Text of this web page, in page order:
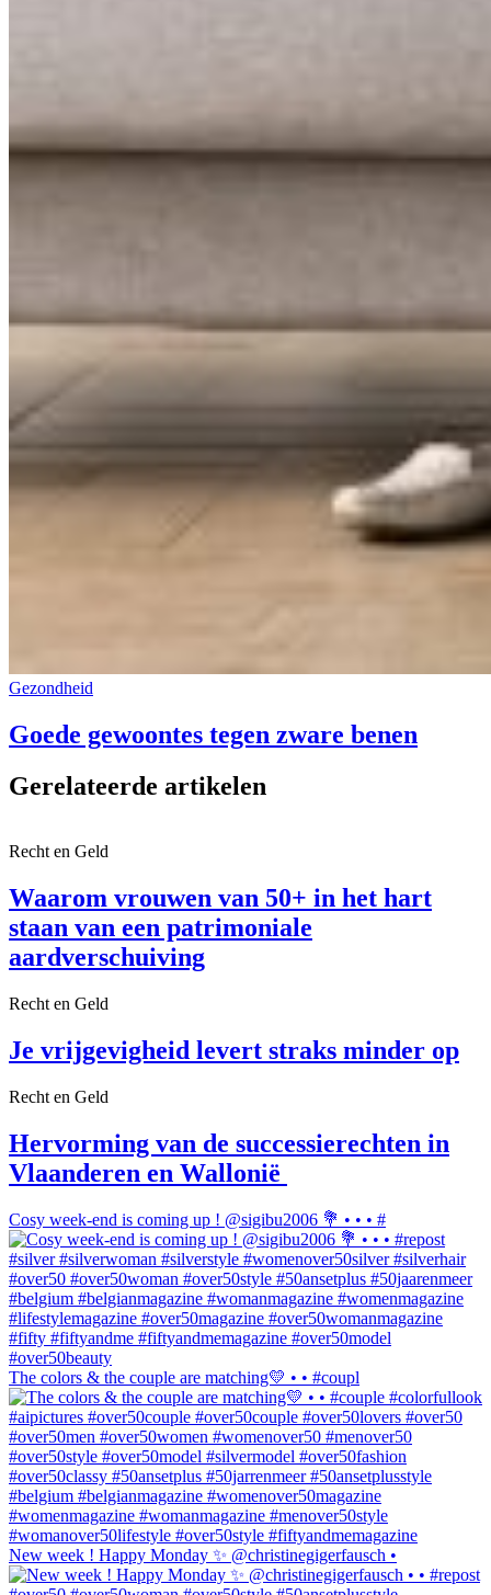
Gezondheid
Goede gewoontes tegen zware benen
Gerelateerde artikelen
Recht en Geld
Waarom vrouwen van 50+ in het hart
staan van een patrimoniale
aardverschuiving
Recht en Geld
Je vrijgevigheid levert straks minder op
Recht en Geld
Hervorming van de successierechten in
Vlaanderen en Wallonië
Cosy week-end is coming up ! @sigibu2006 💐 • • • #
The colors & the couple are matching💛 • • #coupl
New week ! Happy Monday ✨ @christinegigerfausch •